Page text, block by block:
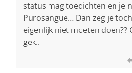
status mag toedichten en je
Purosangue… Dan zeg je
eigenlijk niet moeten doen??
gek..